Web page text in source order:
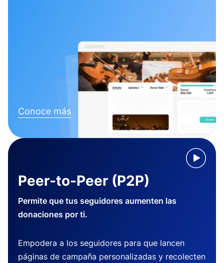
Conoce más
Peer-to-Peer (P2P)
Permite que tus seguidores aumenten las
donaciones por ti.
Empodera a los seguidores para que lancen
páginas de campaña personalizadas y recolecten